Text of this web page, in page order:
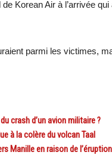
Korean Air à l’arrivée
parmi les victimes,
crash d’un avion militaire ?
à la colère du volcan Taal
Manille en raison de